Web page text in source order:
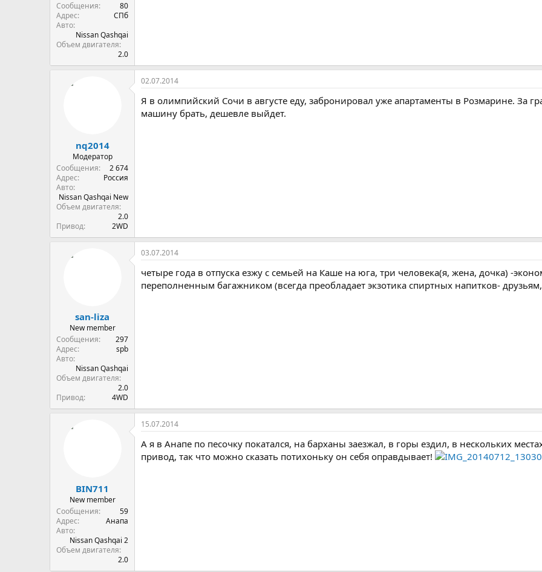
Сообщения
80
Адрес
СПб
Авто
Nissan Qashqai
Объем двигателя
2.0
nq2014
Модератор
Сообщения
2 674
Адрес
Россия
Авто
Nissan Qashqai New
Объем двигателя
2.0
Привод
2WD
02.07.2014
Я в олимпийский Сочи в августе еду, забронировал уже апартаменты в Розмарине. За
машину брать, дешевле выйдет.
san-liza
New member
Сообщения
297
Адрес
spb
Авто
Nissan Qashqai
Объем двигателя
2.0
Привод
4WD
03.07.2014
четыре года в отпуска езжу с семьей на Каше на юга, три человека(я, жена, дочка) -
переполненным багажником (всегда преобладает экзотика спиртных напитков-
BIN711
New member
Сообщения
59
Адрес
Анапа
Авто
Nissan Qashqai 2
Объем двигателя
2.0
15.07.2014
А я в Анапе по песочку покатался, на барханы заезжал, в горы ездил, в нескольких
привод, так что можно сказать потихоньку он себя оправдывает!